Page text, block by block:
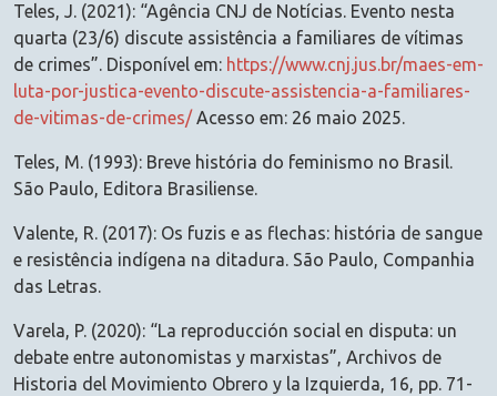
Teles, J. (2021): “Agência CNJ de Notícias. Evento nesta
quarta (23/6) discute assistência a familiares de vítimas
de crimes”. Disponível em: https://www.cnj.jus.br/maes-em-
luta-por-justica-evento-discute-assistencia-a-familiares-
de-vitimas-de-crimes/ Acesso em: 26 maio 2025.
Teles, M. (1993): Breve história do feminismo no Brasil.
São Paulo, Editora Brasiliense.
Valente, R. (2017): Os fuzis e as flechas: história de sangue
e resistência indígena na ditadura. São Paulo, Companhia
das Letras.
Varela, P. (2020): “La reproducción social en disputa: un
debate entre autonomistas y marxistas”, Archivos de
Historia del Movimiento Obrero y la Izquierda, 16, pp. 71-